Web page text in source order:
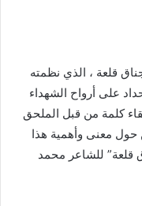
الـ111 لانتصار جناق قلعة ، الذي نظمته
على أرواح الشهداء
كلمة من قبل الملحق
حول معنى وأهمية هذا
قلعة” للشاعر محمد